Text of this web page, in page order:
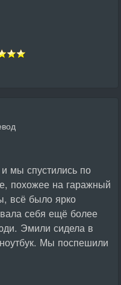
мы спустились по
похожее на гаражный
всё было ярко
себя ещё более
Эмили сидела в
Мы поспешили